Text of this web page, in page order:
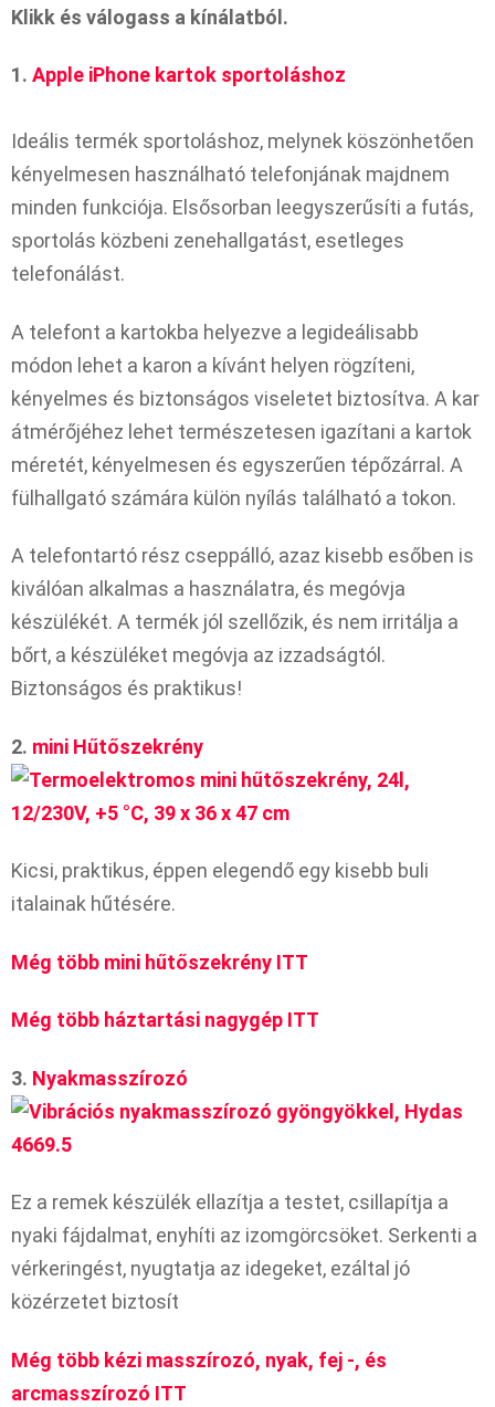
Klikk és válogass a kínálatból.
1. Apple iPhone kartok sportoláshoz
Ideális termék sportoláshoz, melynek köszönhetően
kényelmesen használható telefonjának majdnem
minden funkciója. Elsősorban leegyszerűsíti a futás,
sportolás közbeni zenehallgatást, esetleges
telefonálást.
A telefont a kartokba helyezve a legideálisabb
módon lehet a karon a kívánt helyen rögzíteni,
kényelmes és biztonságos viseletet biztosítva. A kar
átmérőjéhez lehet természetesen igazítani a kartok
méretét, kényelmesen és egyszerűen tépőzárral. A
fülhallgató számára külön nyílás található a tokon.
A telefontartó rész cseppálló, azaz kisebb esőben is
kiválóan alkalmas a használatra, és megóvja
készülékét. A termék jól szellőzik, és nem irritálja a
bőrt, a készüléket megóvja az izzadságtól.
Biztonságos és praktikus!
2. mini Hűtőszekrény
Kicsi, praktikus, éppen elegendő egy kisebb buli
italainak hűtésére.
Még több mini hűtőszekrény ITT
Még több háztartási nagygép ITT
3. Nyakmasszírozó
Ez a remek készülék ellazítja a testet, csillapítja a
nyaki fájdalmat, enyhíti az izomgörcsöket. Serkenti a
vérkeringést, nyugtatja az idegeket, ezáltal jó
közérzetet biztosít
Még több kézi masszírozó, nyak, fej -, és
arcmasszírozó ITT